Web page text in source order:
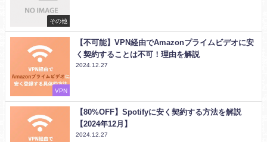
その他
VPN
【不可能】VPN経由でAmazonプライムビデオに安
く契約することは不可！理由を解説
2024.12.27
【80%OFF】Spotifyに安く契約する方法を解説
【2024年12月】
2024.12.27